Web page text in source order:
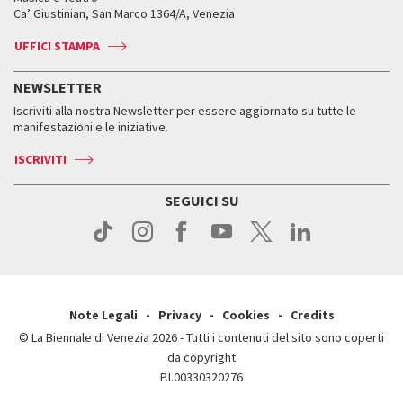
Come raggiungerci
Press
Orari e sedi
Accrediti
Come raggiungerci
Biglietti
Accrediti
Come raggiungerci
Contatti
Press
Come raggiungerci
Press
Leone d’argento
Edizioni passate
Orari e sedi
Biglietti
Servizi al pubblico
Come raggiungerci
Contatti
Biennale College ASAC
ASAC DATI
Storia
Orari e sedi
Ca’ Giustinian, San Marco 1364/A, Venezia
UFFICI STAMPA
NEWSLETTER
Iscriviti alla nostra Newsletter per essere aggiornato su tutte le
manifestazioni e le iniziative.
ISCRIVITI
SEGUICI SU
Note Legali Privacy Cookies
Credits
© La Biennale di Venezia 2026 - Tutti i contenuti del sito sono coperti
da copyright
P.I.00330320276